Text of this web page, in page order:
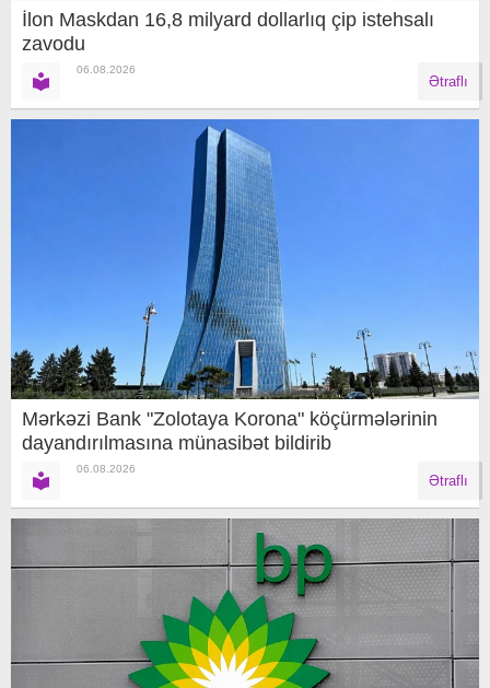
İlon Maskdan 16,8 milyard dollarlıq çip istehsalı
zavodu
06.08.2026
Ətraflı
Mərkəzi Bank "Zolotaya Korona" köçürmələrinin
dayandırılmasına münasibət bildirib
06.08.2026
Ətraflı